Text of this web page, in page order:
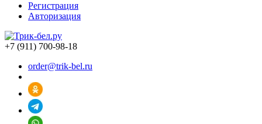
Регистрация
Авторизация
+7 (911) 700-98-18
order@trik-bel.ru